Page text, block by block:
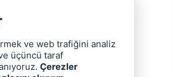
Cəbrayıl
Qubadlı
ve web trafiğini analiz
üçüncü taraf
Çerezler